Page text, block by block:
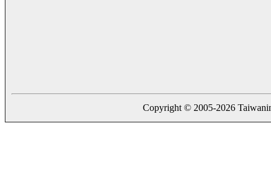
Copyright © 2005-2026